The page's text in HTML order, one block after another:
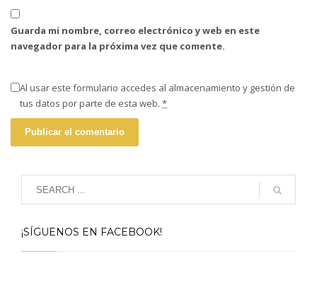
Guarda mi nombre, correo electrónico y web en este
navegador para la próxima vez que comente.
Al usar este formulario accedes al almacenamiento y gestión de
tus datos por parte de esta web. *
¡SÍGUENOS EN FACEBOOK!